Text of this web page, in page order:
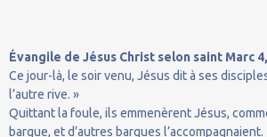
Évangile de Jésus Christ selon saint Marc
Ce jour-là, le soir venu, Jésus dit à ses
l’autre rive. »
Quittant la foule, ils emmenèrent Jésus,
barque, et d’autres barques l’accompagnaient.